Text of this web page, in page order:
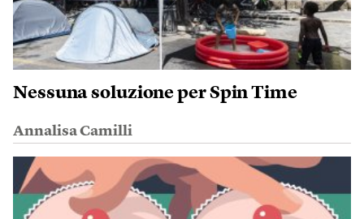
Nessuna soluzione per Spin Time
Annalisa Camilli